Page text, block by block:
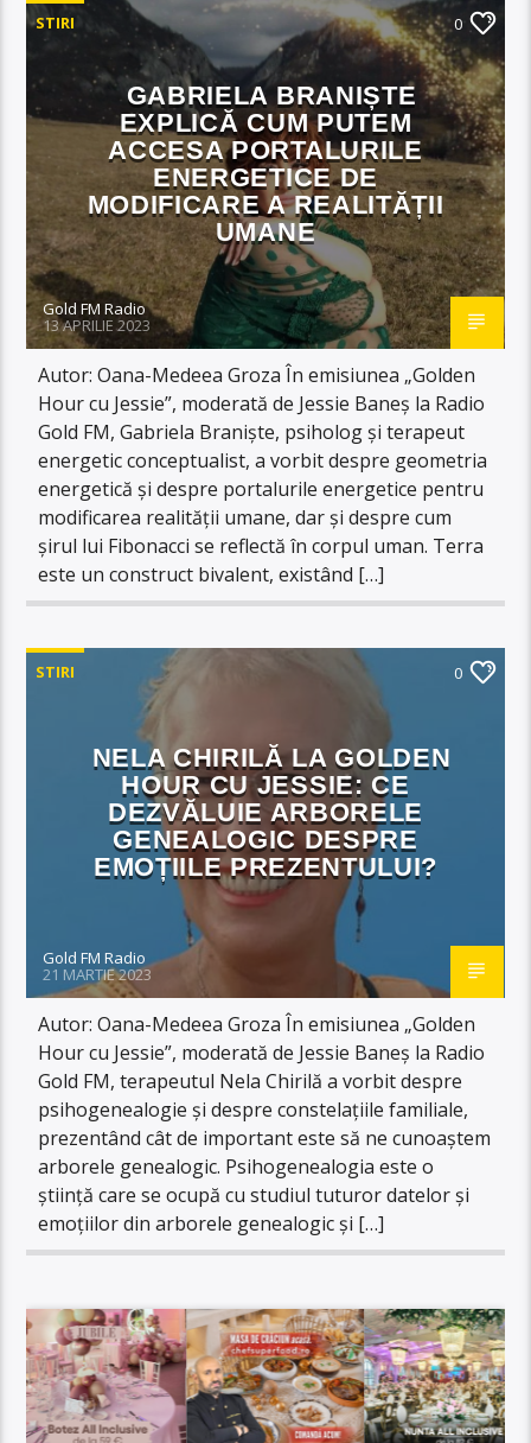
STIRI 0
GABRIELA BRANIȘTE
EXPLICĂ CUM PUTEM
ACCESA PORTALURILE
ENERGETICE DE
MODIFICARE A REALITĂȚII
UMANE
Gold FM Radio
13 APRILIE 2023
Autor: Oana-Medeea Groza În emisiunea „Golden
Hour cu Jessie”, moderată de Jessie Baneș la Radio
Gold FM, Gabriela Braniște, psiholog și terapeut
energetic conceptualist, a vorbit despre geometria
energetică și despre portalurile energetice pentru
modificarea realității umane, dar și despre cum
șirul lui Fibonacci se reflectă în corpul uman. Terra
este un construct bivalent, existând […]
STIRI 0
NELA CHIRILĂ LA GOLDEN
HOUR CU JESSIE: CE
DEZVĂLUIE ARBORELE
GENEALOGIC DESPRE
EMOȚIILE PREZENTULUI?
Gold FM Radio
21 MARTIE 2023
Autor: Oana-Medeea Groza În emisiunea „Golden
Hour cu Jessie”, moderată de Jessie Baneș la Radio
Gold FM, terapeutul Nela Chirilă a vorbit despre
psihogenealogie și despre constelațiile familiale,
prezentând cât de important este să ne cunoaștem
arborele genealogic. Psihogenealogia este o
știință care se ocupă cu studiul tuturor datelor și
emoțiilor din arborele genealogic și […]